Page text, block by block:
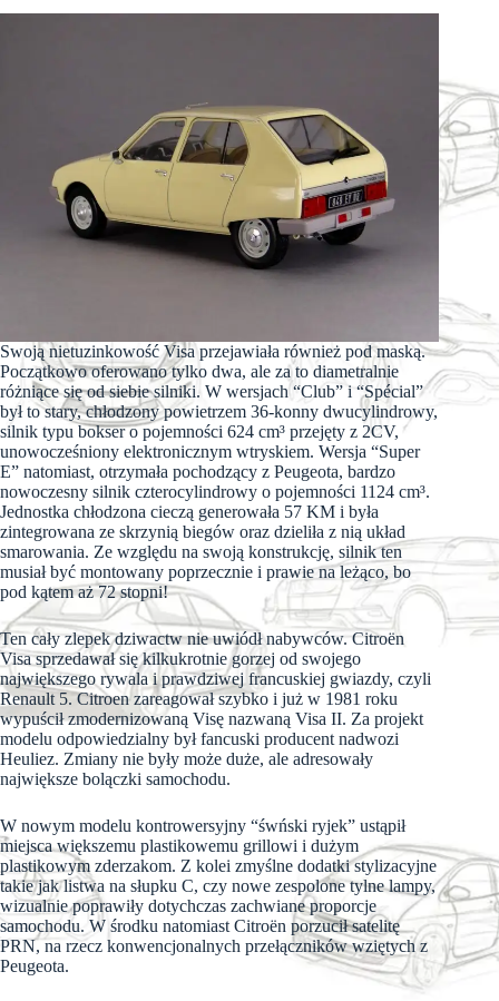
Swoją nietuzinkowość Visa przejawiała również pod maską.
Początkowo oferowano tylko dwa, ale za to diametralnie
różniące się od siebie silniki. W wersjach “Club” i “Spécial”
był to stary, chłodzony powietrzem 36-konny dwucylindrowy,
silnik typu bokser o pojemności 624 cm³ przejęty z 2CV,
unowocześniony elektronicznym wtryskiem. Wersja “Super
E” natomiast, otrzymała pochodzący z Peugeota, bardzo
nowoczesny silnik czterocylindrowy o pojemności 1124 cm³.
Jednostka chłodzona cieczą generowała 57 KM i była
zintegrowana ze skrzynią biegów oraz dzieliła z nią układ
smarowania. Ze względu na swoją konstrukcję, silnik ten
musiał być montowany poprzecznie i prawie na leżąco, bo
pod kątem aż 72 stopni!
Ten cały zlepek dziwactw nie uwiódł nabywców. Citroën
Visa sprzedawał się kilkukrotnie gorzej od swojego
największego rywala i prawdziwej francuskiej gwiazdy, czyli
Renault 5. Citroen zareagował szybko i już w 1981 roku
wypuścił zmodernizowaną Visę nazwaną Visa II. Za projekt
modelu odpowiedzialny był fancuski producent nadwozi
Heuliez. Zmiany nie były może duże, ale adresowały
największe bolączki samochodu.
W nowym modelu kontrowersyjny “śwński ryjek” ustąpił
miejsca większemu plastikowemu grillowi i dużym
plastikowym zderzakom. Z kolei zmyślne dodatki stylizacyjne
takie jak listwa na słupku C, czy nowe zespolone tylne lampy,
wizualnie poprawiły dotychczas zachwiane proporcje
samochodu. W środku natomiast Citroën porzucił satelitę
PRN, na rzecz konwencjonalnych przełączników wziętych z
Peugeota.